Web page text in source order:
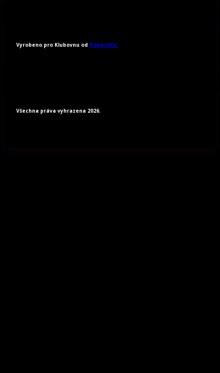
Vyrobeno pro Klubovnu od PowerSite.
Všechna práva vyhrazena 2026.